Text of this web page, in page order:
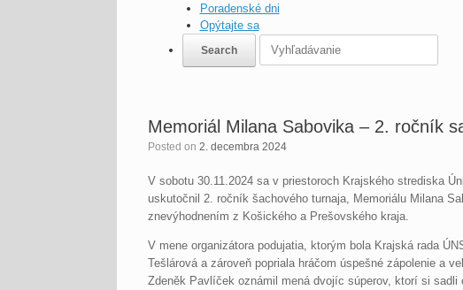
Poradenské dni
Opýtajte sa
Memoriál Milana Sabovika – 2. ročník
Posted on 2. decembra 2024
V sobotu 30.11.2024 sa v priestoroch Krajského strediska
uskutočnil 2. ročník šachového turnaja, Memoriálu Milana
znevýhodnením z Košického a Prešovského kraja.
V mene organizátora podujatia, ktorým bola Krajská rada
Tešlárová a zároveň popriala hráčom úspešné zápolenie a
Zdeněk Pavlíček oznámil mená dvojíc súperov, ktorí si